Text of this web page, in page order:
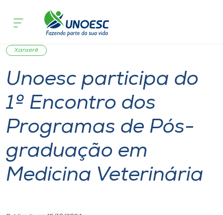
Cursos
Onde estamos
Pesquisa
Atendimento ao Estudante
Portal de Ensino
A
Notícia de evento
Xanxerê
Unoesc participa do
1º Encontro dos
Programas de Pós-
graduação em
Medicina Veterinária